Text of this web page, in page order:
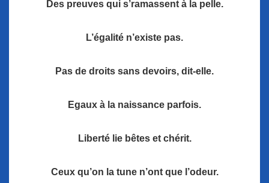
Des preuves qui s’ramassent à la pelle.
L’égalité n’existe pas.
Pas de droits sans devoirs, dit-elle.
Egaux à la naissance parfois.
Liberté lie bêtes et chérit.
Ceux qu’on la tune n’ont que l’odeur.